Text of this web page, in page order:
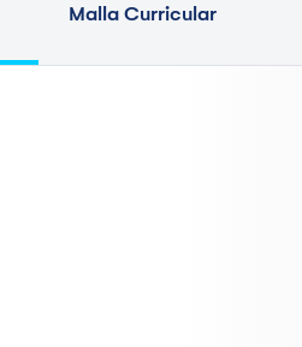
Malla Curricular